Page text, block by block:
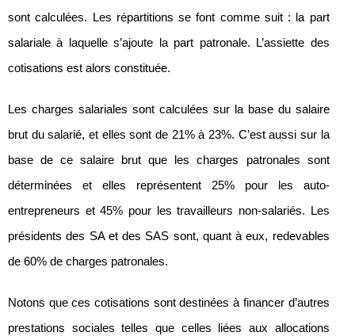
sont calculées. Les répartitions se font comme suit : la part
salariale à laquelle s’ajoute la part patronale. L’assiette des
cotisations est alors constituée.
Les charges salariales sont calculées sur la base du salaire
brut du salarié, et elles sont de 21% à 23%. C’est aussi sur la
base de ce salaire brut que les charges patronales sont
déterminées et elles représentent 25% pour les auto-
entrepreneurs et 45% pour les travailleurs non-salariés. Les
présidents des SA et des SAS sont, quant à eux, redevables
de 60% de charges patronales.
Notons que ces cotisations sont destinées à financer d’autres
prestations sociales telles que celles liées aux allocations